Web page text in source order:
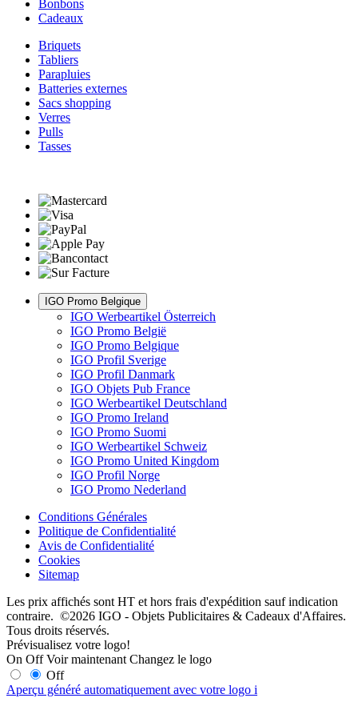
Bonbons
Cadeaux
Briquets
Tabliers
Parapluies
Batteries externes
Sacs shopping
Verres
Pulls
Tasses
IGO Promo Belgique
IGO Werbeartikel Österreich
IGO Promo België
IGO Promo Belgique
IGO Profil Sverige
IGO Profil Danmark
IGO Objets Pub France
IGO Werbeartikel Deutschland
IGO Promo Ireland
IGO Promo Suomi
IGO Werbeartikel Schweiz
IGO Promo United Kingdom
IGO Profil Norge
IGO Promo Nederland
Conditions Générales
Politique de Confidentialité
Avis de Confidentialité
Cookies
Sitemap
Les prix affichés sont HT et hors frais d'expédition sauf indication
contraire. ©2026 IGO - Objets Publicitaires & Cadeaux d'Affaires.
Tous droits réservés.
Prévisualisez votre logo!
On Off Voir maintenant Changez le logo
Off
Aperçu généré automatiquement avec votre logo i